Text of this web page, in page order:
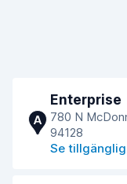
A
Enterprise
780 N
94128
Se